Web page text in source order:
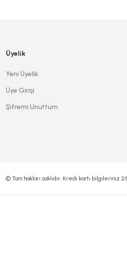
Üyelik
Yeni Üyelik
Üye Girişi
Şifremi Unuttum
© Tüm hakları saklıdır. Kredi kartı bilgileriniz